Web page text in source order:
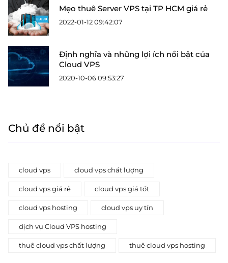
Mẹo thuê Server VPS tại TP HCM giá rẻ
2022-01-12 09:42:07
Định nghĩa và những lợi ích nổi bật của
Cloud VPS
2020-10-06 09:53:27
Chủ đề nổi bật
cloud vps cloud vps chất lượng
cloud vps giá rẻ cloud vps giá tốt
cloud vps hosting cloud vps uy tín
dịch vụ Cloud VPS hosting
thuê cloud vps chất lượng thuê cloud vps hosting